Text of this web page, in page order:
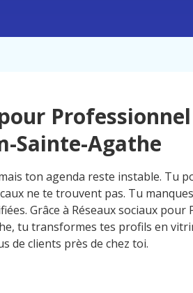
Sainte-Agathe
ton agenda reste instable. Tu
ne te trouvent pas. Tu
Grâce à Réseaux sociaux
tu transformes tes profils en
de clients près de chez toi.